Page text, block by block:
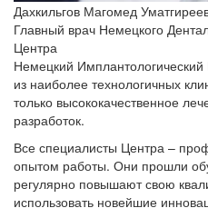
Дахкильгов Магомед
Главный врач Немецкого
Центра
Немецкий
из наиболее технологичных
только высококачественное
разработок.
Все специалисты Центра –
опытом работы. Они прошли
регулярно повышают свою
использовать новейшие